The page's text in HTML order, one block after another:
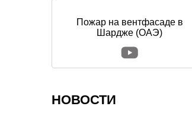
Пожар на вентфасаде в
Шардже (ОАЭ)
НОВОСТИ